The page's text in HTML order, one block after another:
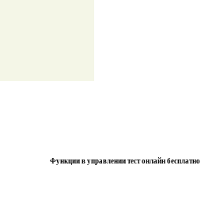
Функции в управлении тест онлайн бесплатно